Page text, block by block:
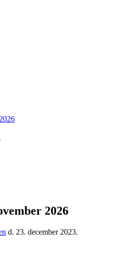
2026
d. 23. december 2023.